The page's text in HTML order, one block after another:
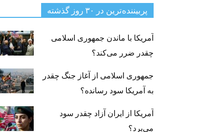
پربیننده‌ترین‌ در ۳۰ روز گذشته
آمریکا با ماندن جمهوری اسلامی
چقدر ضرر می‌کند؟
جمهوری اسلامی از آغاز جنگ چقدر
به آمریکا سود رسانده؟
آمریکا از ایران آزاد چقدر سود
می‌برد؟